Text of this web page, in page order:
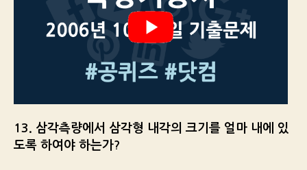
13. 삼각측량에서 삼각형 내각의 크기를 얼마 내에 있
도록 하여야 하는가?